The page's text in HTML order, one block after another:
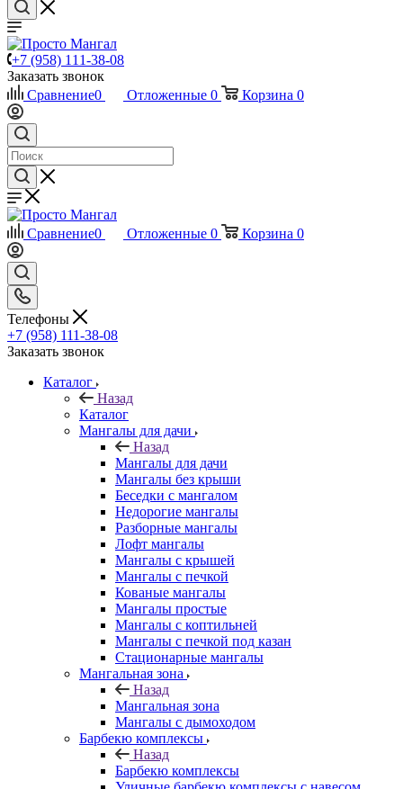
+7 (958) 111-38-08
Заказать звонок
Сравнение0 Отложенные 0 Корзина 0
Сравнение0 Отложенные 0 Корзина 0
Телефоны
+7 (958) 111-38-08
Заказать звонок
Каталог
Назад
Каталог
Мангалы для дачи
Назад
Мангалы для дачи
Мангалы без крыши
Беседки с мангалом
Недорогие мангалы
Разборные мангалы
Лофт мангалы
Мангалы с крышей
Мангалы с печкой
Кованые мангалы
Мангалы простые
Мангалы с коптильней
Мангалы с печкой под казан
Стационарные мангалы
Мангальная зона
Назад
Мангальная зона
Мангалы с дымоходом
Барбекю комплексы
Назад
Барбекю комплексы